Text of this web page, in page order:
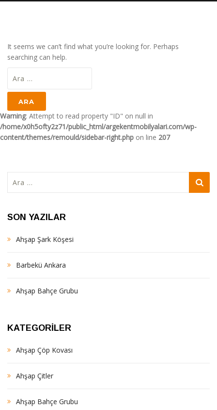
It seems we can’t find what you’re looking for. Perhaps
searching can help.
Warning: Attempt to read property "ID" on null in
/home/x0h5ofty2z71/public_html/argekentmobilyalari.com/wp-
content/themes/remould/sidebar-right.php on line 207
SON YAZILAR
Ahşap Şark Köşesi
Barbekü Ankara
Ahşap Bahçe Grubu
KATEGORILER
Ahşap Çöp Kovası
Ahşap Çitler
Ahşap Bahçe Grubu